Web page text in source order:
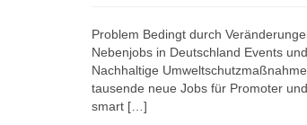
Problem Bedingt durch
Nebenjobs in Deutschland Events
Nachhaltige
tausende neue Jobs für Promoter
smart […]